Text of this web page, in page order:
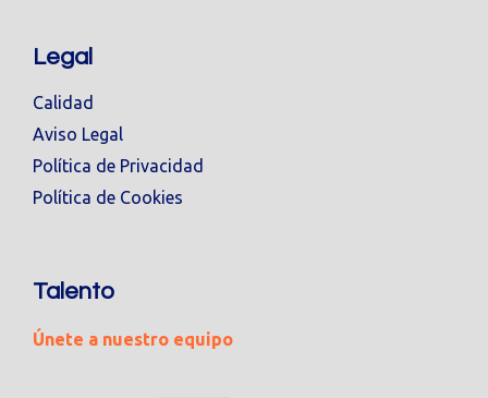
Legal
Calidad
Aviso Legal
Política de Privacidad
Política de Cookies
Talento
Únete a nuestro equipo